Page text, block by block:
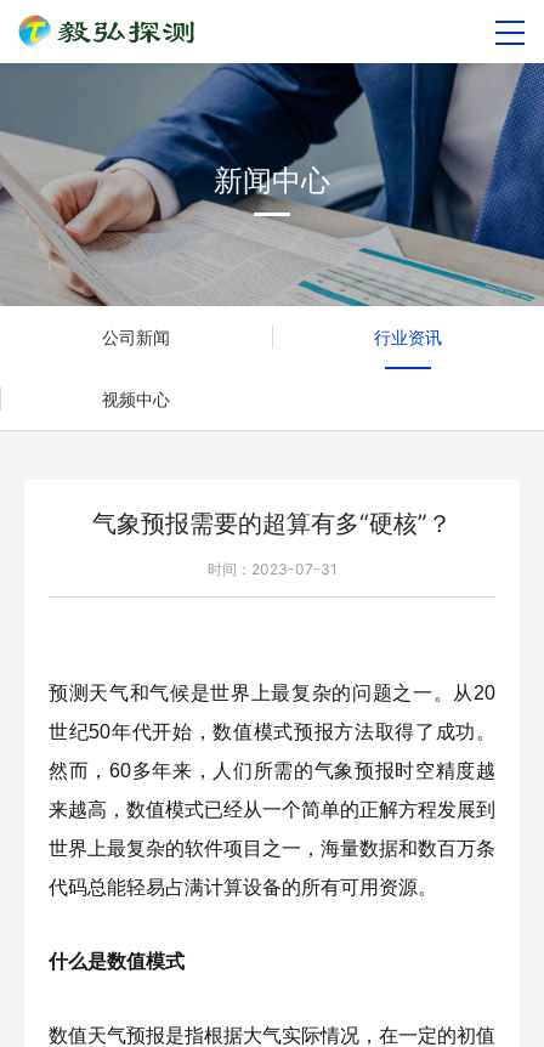
新闻中心
公司新闻 行业资讯
视频中心
气象预报需要的超算有多“硬核”？
时间：2023-07-31
预测天气和气候是世界上最复杂的问题之一。从20
世纪50年代开始，数值模式预报方法取得了成功。
然而，60多年来，人们所需的气象预报时空精度越
来越高，数值模式已经从一个简单的正解方程发展到
世界上最复杂的软件项目之一，海量数据和数百万条
代码总能轻易占满计算设备的所有可用资源。
什么是数值模式
数值天气预报是指根据大气实际情况，在一定的初值